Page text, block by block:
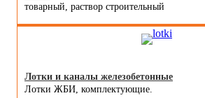
товарный, раствор строительный
Лотки и каналы железобетонные
Лотки ЖБИ, комплектующие.